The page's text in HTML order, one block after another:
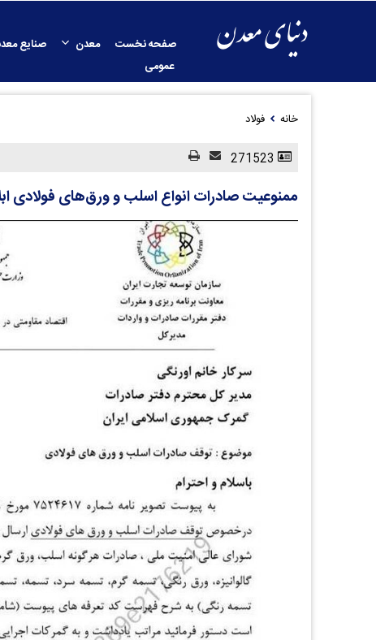
صفحه نخست معدن صنایع
عمومی
خانه فولاد
ممنوعیت صادرات انواع اسلب و ورق‌های فولادی